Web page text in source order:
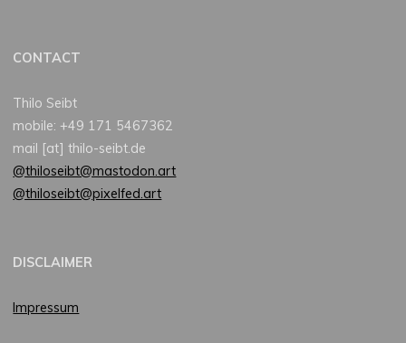
CONTACT
Thilo Seibt
mobile: +49 171 5467362
mail [at] thilo-seibt.de
@thiloseibt@mastodon.art
@thiloseibt@pixelfed.art
DISCLAIMER
Impressum